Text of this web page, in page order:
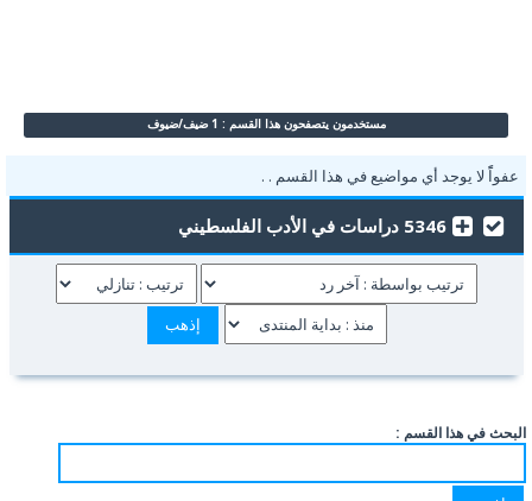
مستخدمون يتصفحون هذا القسم : 1 ضيف/ضيوف
عفواًً لا يوجد أي مواضيع في هذا القسم . .
5346 دراسات في الأدب الفلسطيني
البحث في هذا القسم :